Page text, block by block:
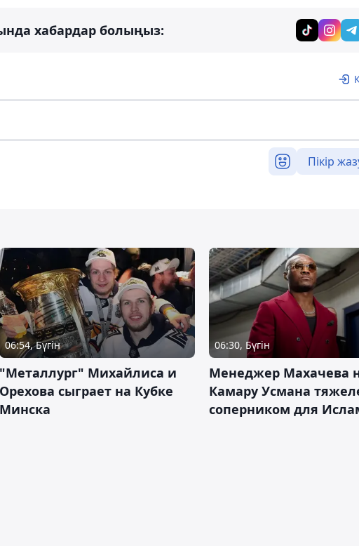
хабардар болыңыз:
Пікір
06:54, Бүгін
"Металлург" Михайлиса и
Орехова сыграет на Кубке
Минска
06:30, Бүгін
Менеджер Махачева
Камару Усмана
соперником для